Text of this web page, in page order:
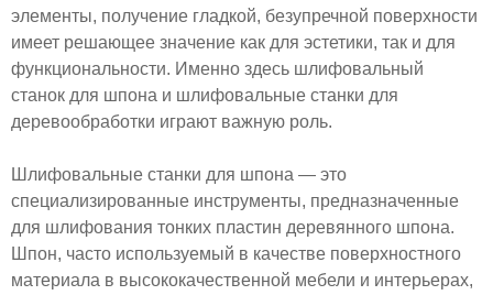
элементы, получение гладкой, безупречной поверхности
имеет решающее значение как для эстетики, так и для
функциональности. Именно здесь шлифовальный
станок для шпона и шлифовальные станки для
деревообработки играют важную роль.
Шлифовальные станки для шпона — это
специализированные инструменты, предназначенные
для шлифования тонких пластин деревянного шпона.
Шпон, часто используемый в качестве поверхностного
материала в высококачественной мебели и интерьерах,